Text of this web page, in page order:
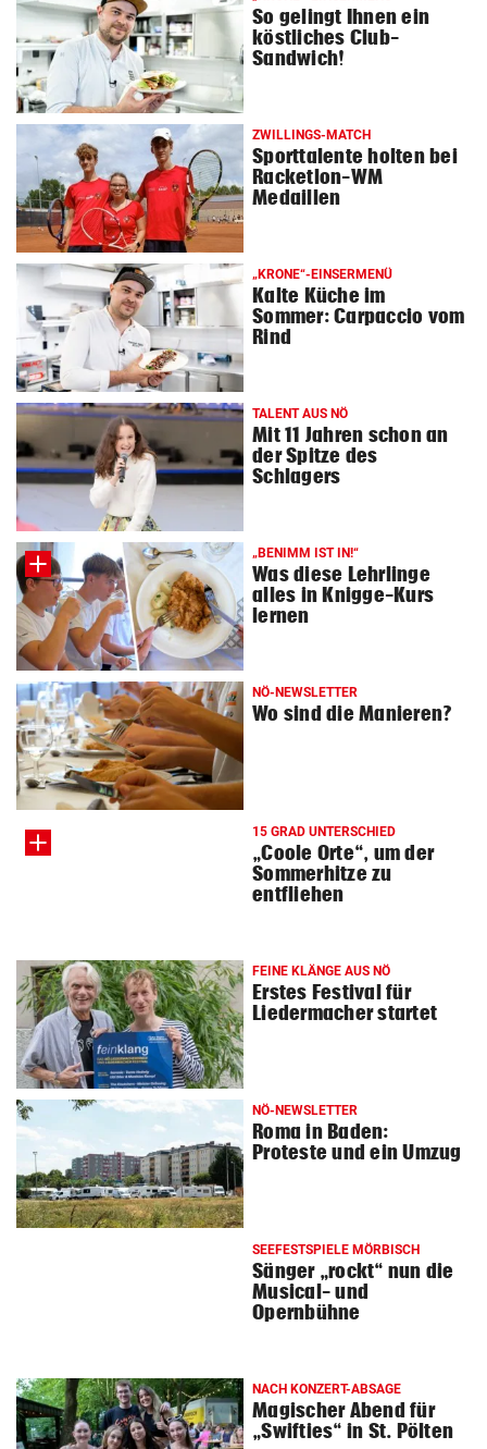
© Krone Multimedia GmbH & Co KG 2026
Muthgasse 2, 1190 Wien
So gelingt Ihnen ein
köstliches Club-
Sandwich!
ZWILLINGS-MATCH
Sporttalente holten bei
Racketlon-WM
Medaillen
„KRONE“-EINSERMENÜ
Kalte Küche im
Sommer: Carpaccio vom
Rind
TALENT AUS NÖ
Mit 11 Jahren schon an
der Spitze des
Schlagers
„BENIMM IST IN!“
Was diese Lehrlinge
alles in Knigge-Kurs
lernen
NÖ-NEWSLETTER
Wo sind die Manieren?
15 GRAD UNTERSCHIED
„Coole Orte“, um der
Sommerhitze zu
entfliehen
FEINE KLÄNGE AUS NÖ
Erstes Festival für
Liedermacher startet
NÖ-NEWSLETTER
Roma in Baden:
Proteste und ein Umzug
SEEFESTSPIELE MÖRBISCH
Sänger „rockt“ nun die
Musical- und
Opernbühne
NACH KONZERT-ABSAGE
Magischer Abend für
„Swifties“ in St. Pölten